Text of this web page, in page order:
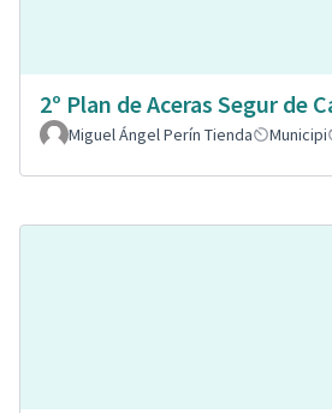
2º Plan de Aceras Segur de
Miguel Ángel Perín Tienda
Municipi